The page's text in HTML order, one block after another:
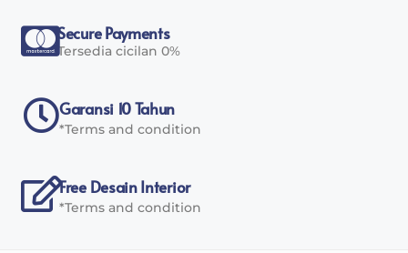
Secure Payments
Tersedia cicilan 0%
Garansi 10 Tahun
*Terms and condition
Free Desain Interior
*Terms and condition